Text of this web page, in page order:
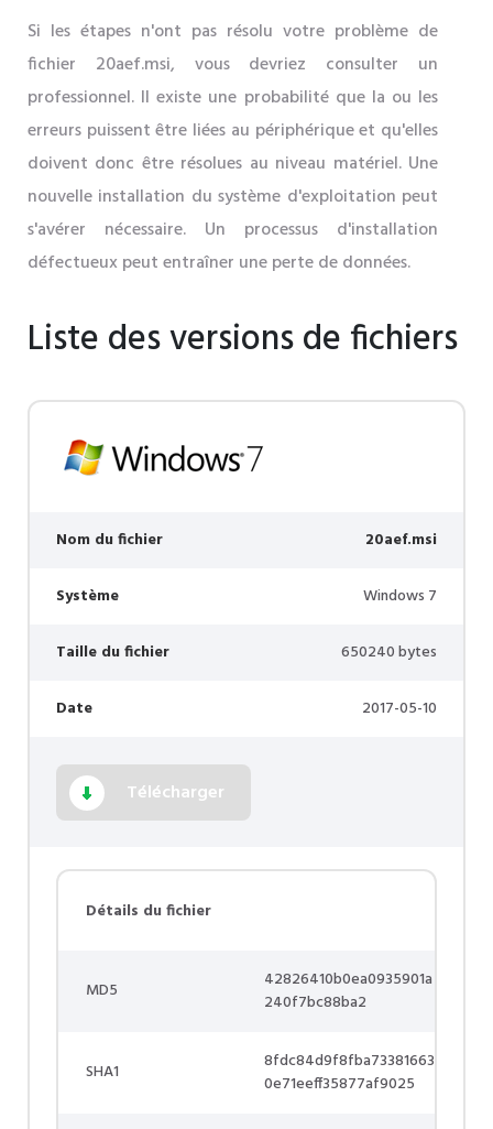
Si les étapes n'ont pas résolu votre problème de
fichier 20aef.msi, vous devriez consulter un
professionnel. Il existe une probabilité que la ou les
erreurs puissent être liées au périphérique et qu'elles
doivent donc être résolues au niveau matériel. Une
nouvelle installation du système d'exploitation peut
s'avérer nécessaire. Un processus d'installation
défectueux peut entraîner une perte de données.
Liste des versions de fichiers
Nom du fichier 20aef.msi
Système Windows 7
Taille du fichier 650240 bytes
Date 2017-05-10
Télécharger
Détails du fichier
MD5
42826410b0ea0935901a
240f7bc88ba2
SHA1
8fdc84d9f8fba73381663
0e71eeff35877af9025